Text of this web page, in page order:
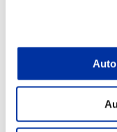
Juste